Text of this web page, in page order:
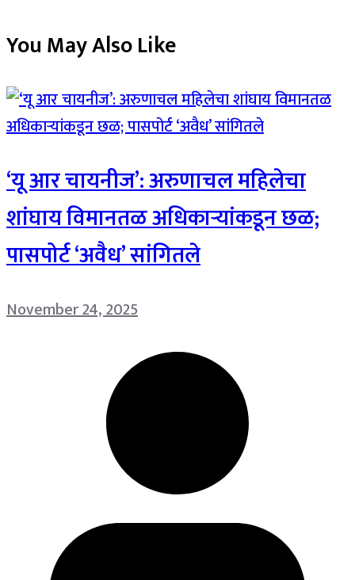
You May Also Like
‘यू आर चायनीज’: अरुणाचल महिलेचा
शांघाय विमानतळ अधिकाऱ्यांकडून छळ;
पासपोर्ट ‘अवैध’ सांगितले
November 24, 2025